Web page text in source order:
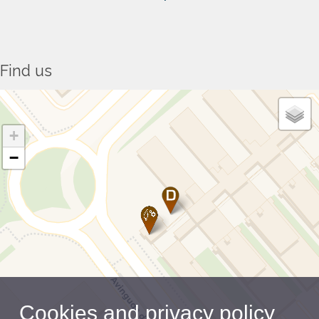
Matemàtiques i Enginyeria Informàtica
Find us
+
−
Cookies and privacy policy